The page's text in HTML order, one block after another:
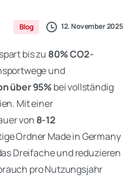
Blog 12. November 2025
bis zu 80% CO2-
und
über 95%bei vollständig
Mit einer
von 8-12
Ordner Made in Germany
Dreifache und reduzieren
pro Nutzungsjahr